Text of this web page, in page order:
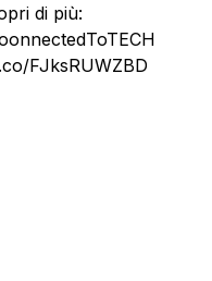
di più:
FJksRUWZBD